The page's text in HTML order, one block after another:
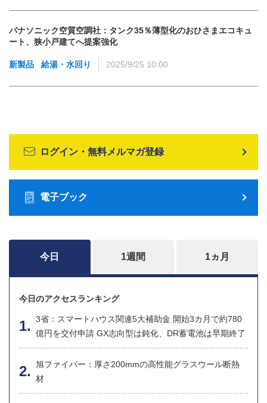
パナソニック空質空調社：タンク35％薄型化のおひさまエコキュ
ート、狭小戸建てへ提案強化
新製品 給湯・水回り 2025/9/25 10:00
ログイン・無料メルマガ登録
電子ブック
今日 1週間 1ヵ月
今日のアクセスランキング
3省：スマートハウス関連5大補助金 開始3カ月で約780
億円を交付申請 GX志向型は鈍化、DR蓄電池は早期終了
旭ファイバー：厚さ200mmの高性能グラスウール断熱
材